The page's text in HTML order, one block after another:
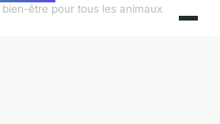
être pour tous les animaux